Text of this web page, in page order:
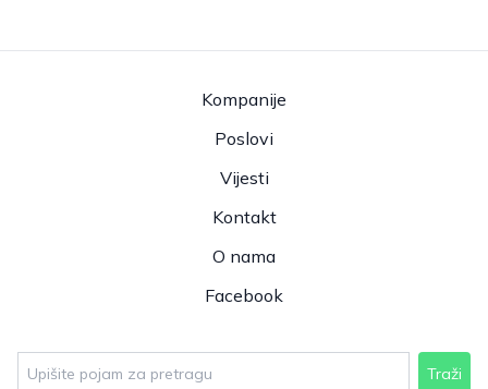
Kompanije
Poslovi
Vijesti
Kontakt
O nama
Facebook
Traži